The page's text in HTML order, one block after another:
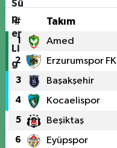
# Takım
1 Amed
2 Erzurumspor FK
3 Başakşehir
4 Kocaelispor
5 Beşiktaş
6 Eyüpspor